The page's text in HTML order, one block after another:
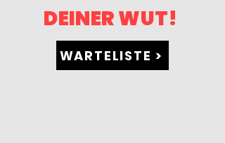
DEINER WUT!
WARTELISTE >